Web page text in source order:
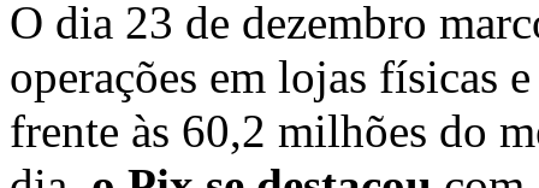
O dia 23 de dezembro
operações em lojas físicas
frente às 60,2 milhões do